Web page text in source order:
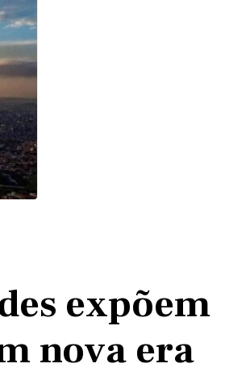
expõem
nova era